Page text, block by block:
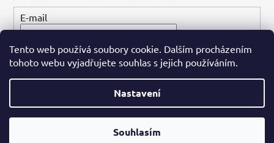
Tento web používá soubory cookie. Dalším procházením
tohoto webu vyjadřujete souhlas s jejich používáním.
Nastavení
Souhlasím
E-mail
PŘIHLÁSIT SE
Vytvořil Shoptet
Dental-ordinace.cz